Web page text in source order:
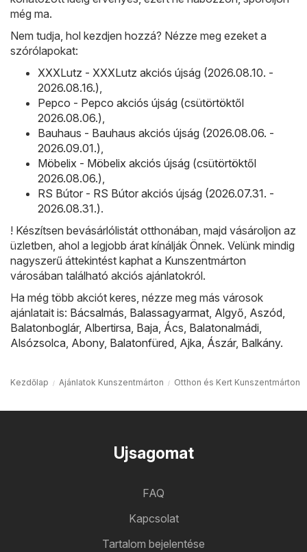
még ma.
Nem tudja, hol kezdjen hozzá? Nézze meg ezeket a
szórólapokat:
XXXLutz - XXXLutz akciós újság (2026.08.10. -
2026.08.16.)
Pepco - Pepco akciós újság (csütörtöktől
2026.08.06.)
Bauhaus - Bauhaus akciós újság (2026.08.06. -
2026.09.01.)
Möbelix - Möbelix akciós újság (csütörtöktől
2026.08.06.)
RS Bútor - RS Bútor akciós újság (2026.07.31. -
2026.08.31.).
! Készítsen bevásárlólistát otthonában, majd vásároljon az
üzletben, ahol a legjobb árat kínálják Önnek. Velünk mindig
nagyszerű áttekintést kaphat a Kunszentmárton
városában található akciós ajánlatokról.
Ha még több akciót keres, nézze meg más városok
ajánlatait is: Bácsalmás Balassagyarmat Algyő Aszód
Balatonboglár, Albertirsa Baja Ács Balatonalmádi
Alsózsolca Abony, Balatonfüred Ajka Ászár, Balkány.
Kezdőlap Ajánlatok Kunszentmárton Otthon és Kert Kunszentmárton
Ujsagomat
FAQ
Kapcsolat
Tartalom bejelentése